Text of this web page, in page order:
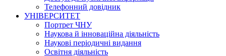
Телефонний довідник
УНІВЕРСИТЕТ
Портрет ЧНУ
Наукова й інноваційна діяльність
Наукові періодичні видання
Освітня діяльність